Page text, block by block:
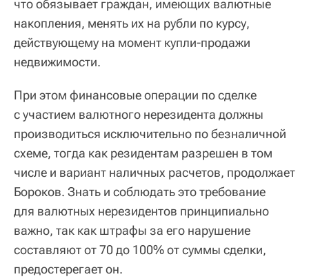
что обязывает граждан, имеющих валютные
накопления, менять их на рубли по курсу,
действующему на момент купли-продажи
недвижимости.
При этом финансовые операции по сделке
с участием валютного нерезидента должны
производиться исключительно по безналичной
схеме, тогда как резидентам разрешен в том
числе и вариант наличных расчетов, продолжает
Бороков. Знать и соблюдать это требование
для валютных нерезидентов принципиально
важно, так как штрафы за его нарушение
составляют от 70 до 100% от суммы сделки,
предостерегает он.